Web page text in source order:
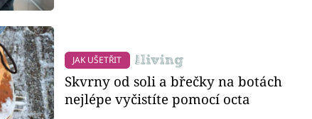
JAK UŠETŘIT
Skvrny od soli a břečky na botách
nejlépe vyčistíte pomocí octa